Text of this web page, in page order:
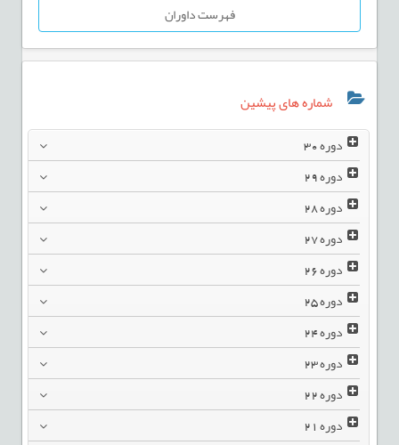
فهرست داوران
شماره های پیشین
دوره30
دوره29
دوره28
دوره27
دوره26
دوره25
دوره24
دوره23
دوره22
دوره21